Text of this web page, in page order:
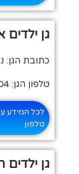
גן
כתובת הגן:
טלפון הגן: 04-6459204
לכל המידע
טלפון
גן